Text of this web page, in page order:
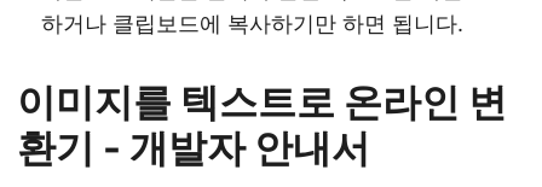
하거나 클립보드에 복사하기만 하면 됩니다.
이미지를 텍스트로 온라인 변
환기 - 개발자 안내서